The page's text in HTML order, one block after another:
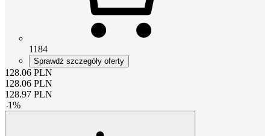
1184
Sprawdź szczegóły oferty
128.06 PLN
128.06 PLN
128.97 PLN
-1%